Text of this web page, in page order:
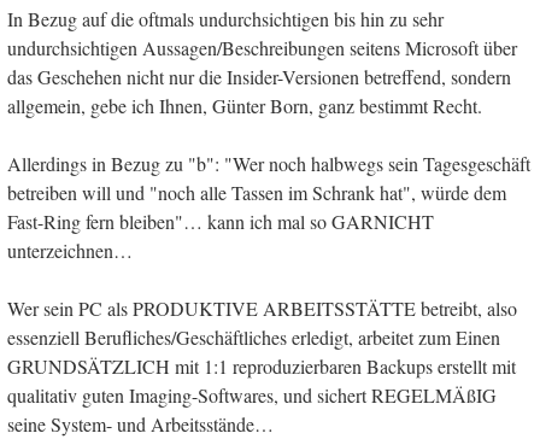
In Bezug auf die oftmals undurchsichtigen bis hin zu sehr
undurchsichtigen Aussagen/Beschreibungen seitens Microsoft über
das Geschehen nicht nur die Insider-Versionen betreffend, sondern
allgemein, gebe ich Ihnen, Günter Born, ganz bestimmt Recht.
Allerdings in Bezug zu "b": "Wer noch halbwegs sein Tagesgeschäft
betreiben will und "noch alle Tassen im Schrank hat", würde dem
Fast-Ring fern bleiben"… kann ich mal so GARNICHT
unterzeichnen…
Wer sein PC als PRODUKTIVE ARBEITSSTÄTTE betreibt, also
essenziell Berufliches/Geschäftliches erledigt, arbeitet zum Einen
GRUNDSÄTZLICH mit 1:1 reproduzierbaren Backups erstellt mit
qualitativ guten Imaging-Softwares, und sichert REGELMÄßIG
seine System- und Arbeitsstände…